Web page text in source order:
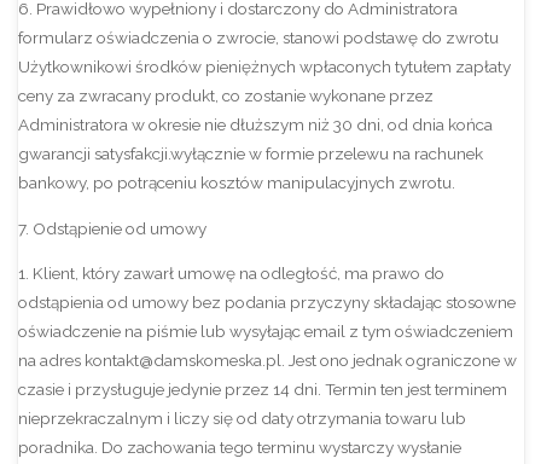
6. Prawidłowo wypełniony i dostarczony do Administratora
formularz oświadczenia o zwrocie, stanowi podstawę do zwrotu
Użytkownikowi środków pieniężnych wpłaconych tytułem zapłaty
ceny za zwracany produkt, co zostanie wykonane przez
Administratora w okresie nie dłuższym niż 30 dni, od dnia końca
gwarancji satysfakcji.wyłącznie w formie przelewu na rachunek
bankowy, po potrąceniu kosztów manipulacyjnych zwrotu.
7. Odstąpienie od umowy
1. Klient, który zawarł umowę na odległość, ma prawo do
odstąpienia od umowy bez podania przyczyny składając stosowne
oświadczenie na piśmie lub wysyłając email z tym oświadczeniem
na adres kontakt@damskomeska.pl. Jest ono jednak ograniczone w
czasie i przysługuje jedynie przez 14 dni. Termin ten jest terminem
nieprzekraczalnym i liczy się od daty otrzymania towaru lub
poradnika. Do zachowania tego terminu wystarczy wysłanie